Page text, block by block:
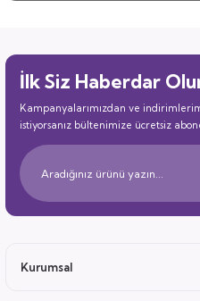
İlk Siz Haberdar
Kampanyalarımızdan ve
istiyorsanız bültenimize ücretsiz
Kurumsal